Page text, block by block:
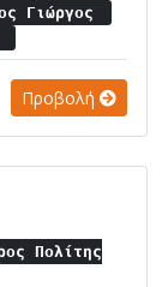
Γιώργος
Προβολή
Πολίτης